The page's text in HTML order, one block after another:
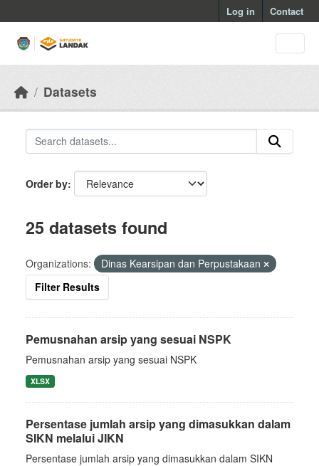
Log in Contact
Datasets
Order by
25 datasets found
Organizations:
Dinas Kearsipan dan Perpustakaan
Filter Results
Pemusnahan arsip yang sesuai NSPK
Pemusnahan arsip yang sesuai NSPK
XLSX
Persentase jumlah arsip yang dimasukkan dalam
SIKN melalui JIKN
Persentase jumlah arsip yang dimasukkan dalam SIKN